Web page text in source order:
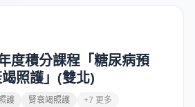
度積分課程「糖尿病預
照護」(雙北)
護 腎衰竭照護 +7 更多